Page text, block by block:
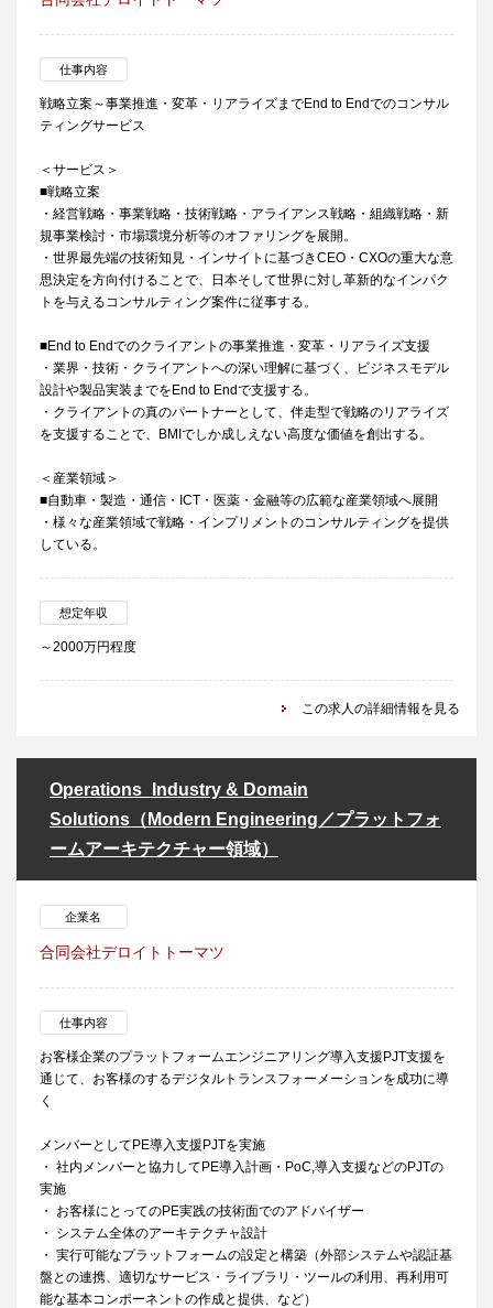
仕事内容
戦略立案～事業推進・変革・リアライズまでEnd to Endでのコンサル
ティングサービス
＜サービス＞
■戦略立案
・経営戦略・事業戦略・技術戦略・アライアンス戦略・組織戦略・新
規事業検討・市場環境分析等のオファリングを展開。
・世界最先端の技術知見・インサイトに基づきCEO・CXOの重大な意
思決定を方向付けることで、日本そして世界に対し革新的なインパク
トを与えるコンサルティング案件に従事する。
■End to Endでのクライアントの事業推進・変革・リアライズ支援
・業界・技術・クライアントへの深い理解に基づく、ビジネスモデル
設計や製品実装までをEnd to Endで支援する。
・クライアントの真のパートナーとして、伴走型で戦略のリアライズ
を支援することで、BMIでしか成しえない高度な価値を創出する。
＜産業領域＞
■自動車・製造・通信・ICT・医薬・金融等の広範な産業領域へ展開
・様々な産業領域で戦略・インプリメントのコンサルティングを提供
している。
想定年収
～2000万円程度
この求人の詳細情報を見る
Operations_Industry & Domain
Solutions（Modern Engineering／プラットフォ
ームアーキテクチャー領域）
企業名
合同会社デロイトトーマツ
仕事内容
お客様企業のプラットフォームエンジニアリング導入支援PJT支援を
通じて、お客様のするデジタルトランスフォーメーションを成功に導
く
メンバーとしてPE導入支援PJTを実施
・ 社内メンバーと協力してPE導入計画・PoC,導入支援などのPJTの
実施
・ お客様にとってのPE実践の技術面でのアドバイザー
・ システム全体のアーキテクチャ設計
・ 実行可能なプラットフォームの設定と構築（外部システムや認証基
盤との連携、適切なサービス・ライブラリ・ツールの利用、再利用可
能な基本コンポーネントの作成と提供、など）